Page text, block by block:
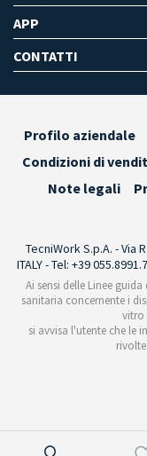
APP
CONTATTI
Profilo aziendale
Condizioni di
Note legali
TecniWork S.p.A. - Via
ITALY - Tel: +39
Ai sensi delle Linee
sanitaria concernente i
vitro
si avvisa l'utente che le